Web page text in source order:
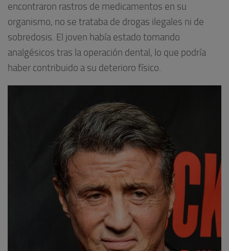
encontraron rastros de medicamentos en su
organismo, no se trataba de drogas ilegales ni de
sobredosis. El joven había estado tomando
analgésicos tras la operación dental, lo que podría
haber contribuido a su deterioro físico.